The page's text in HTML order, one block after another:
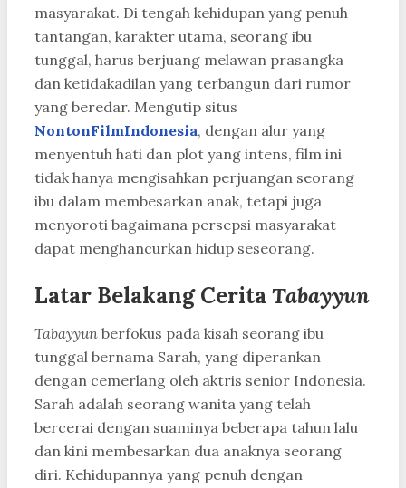
masyarakat. Di tengah kehidupan yang penuh
tantangan, karakter utama, seorang ibu
tunggal, harus berjuang melawan prasangka
dan ketidakadilan yang terbangun dari rumor
yang beredar. Mengutip situs
NontonFilmIndonesia, dengan alur yang
menyentuh hati dan plot yang intens, film ini
tidak hanya mengisahkan perjuangan seorang
ibu dalam membesarkan anak, tetapi juga
menyoroti bagaimana persepsi masyarakat
dapat menghancurkan hidup seseorang.
Latar Belakang CeritaTabayyun
Tabayyun berfokus pada kisah seorang ibu
tunggal bernama Sarah, yang diperankan
dengan cemerlang oleh aktris senior Indonesia.
Sarah adalah seorang wanita yang telah
bercerai dengan suaminya beberapa tahun lalu
dan kini membesarkan dua anaknya seorang
diri. Kehidupannya yang penuh dengan